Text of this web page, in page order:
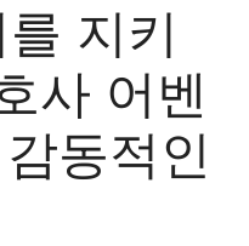
지키
사 어벤
동적인